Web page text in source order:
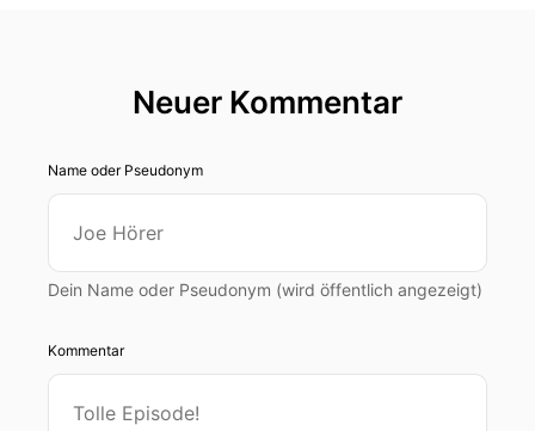
00:00:30: Jan,
00:00:31: Zeichen ist der Technik Resonator bei
der Verkehrsrutscher und beim Tracker.
00:00:36: Und Jan du hast uns doch mal wieder
was richtig Schönes mitgebracht und sogar
gesagt hat zumindest?
00:00:42: Ja stimmt also muss ich tatsächlich
Neuer Kommentar
Name oder Pseudonym
Dein Name oder Pseudonym (wird öffentlich angezeigt)
Kommentar